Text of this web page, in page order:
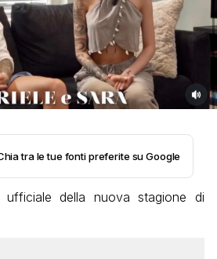
tra le tue fonti preferite su Google
della nuova stagione di